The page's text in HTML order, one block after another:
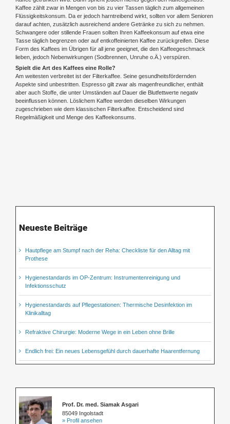
Kaffee zählt zwar in Mengen von bis zu vier Tassen täglich zum allgemeinen
Flüssigkeitskonsum. Da er jedoch harntreibend wirkt, sollten vor allem Senioren
darauf achten, zusätzlich ausreichend andere Getränke zu sich zu nehmen.
Schwangere oder stillende Frauen sollten Ihren Kaffeekonsum auf etwa eine
Tasse täglich begrenzen oder auf entkoffeinierten Kaffee zurückgreifen. Diese
Form des Kaffees im Übrigen für all jene geeignet, die den Kaffeegeschmack
lieben, jedoch Nebenwirkungen (Sodbrennen, Unruhe o.Ä.) verspüren.
Spielt die Art des Kaffees eine Rolle?
Am weitesten verbreitet ist der Filterkaffee. Seine gesundheitsfördernden
Aspekte sind unbestritten. Espresso gilt zwar als magenfreundlicher, enthält
aber auch Stoffe, die unter Umständen auf Dauer die Blutfettwerte negativ
beeinflussen können. Löslichem Kaffee werden dieselben Wirkungen
zugeschrieben wie dem klassischen Filterkaffee. Entscheidend sind
Regelmäßigkeit und Menge des Kaffeekonsums.
Neueste Beiträge
Hautpflege am Stumpf nach der Reha: Checkliste für den Alltag mit
Prothese
Hygienestandards im OP-Zentrum: Instrumentenreinigung und
Infektionsschutz
Hygienestandards auf Pflegestationen: Thermische Desinfektion im
Klinikalltag
Refraktive Chirurgie: Moderne Wege in ein Leben ohne Brille
Endlich frei: Ein neues Lebensgefühl durch dauerhafte Haarentfernung
Prof. Dr. med. Siamak Asgari
85049 Ingolstadt
» Profil ansehen